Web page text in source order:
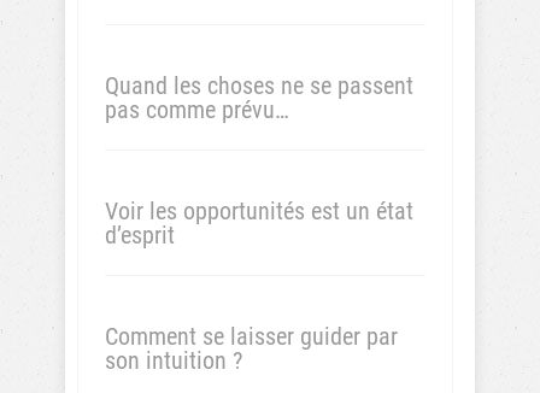
Quand les choses ne se passent
pas comme prévu…
Voir les opportunités est un état
d’esprit
Comment se laisser guider par
son intuition ?